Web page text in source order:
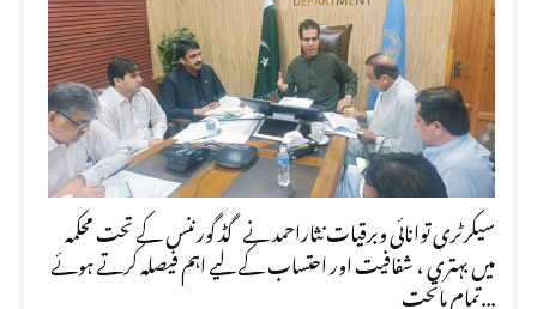
سیکرٹری توانائی وبرقیات نثاراحمد نے گڈ گورننس کے تحت محکمہ
میں بہتری ، شفافیت اور احتساب کے لیے اہم فیصلہ کرتے ہوئے
تمام ماتحت...